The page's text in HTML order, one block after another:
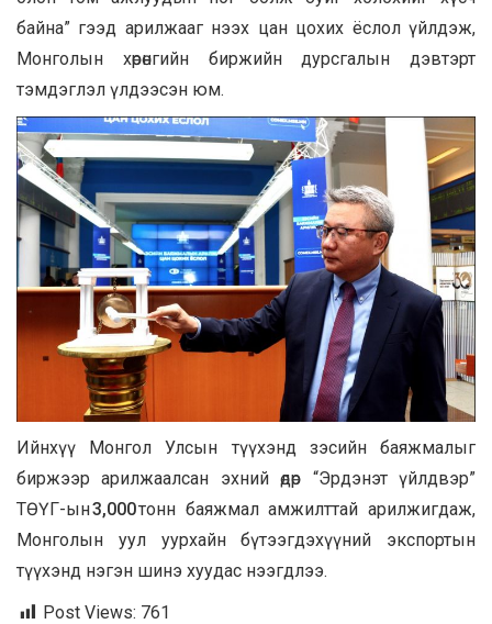
байна” гээд арилжааг нээх цан цохих ёслол үйлдэж,
Монголын хөрөнгийн биржийн дурсгалын дэвтэрт
тэмдэглэл үлдээсэн юм.
Ийнхүү Монгол Улсын түүхэнд зэсийн баяжмалыг
биржээр арилжаалсан эхний өдөр “Эрдэнэт үйлдвэр”
ТӨҮГ-ын3,000тонн баяжмал амжилттай арилжигдаж,
Монголын уул уурхайн бүтээгдэхүүний экспортын
түүхэнд нэгэн шинэ хуудас нээгдлээ.
Post Views: 761